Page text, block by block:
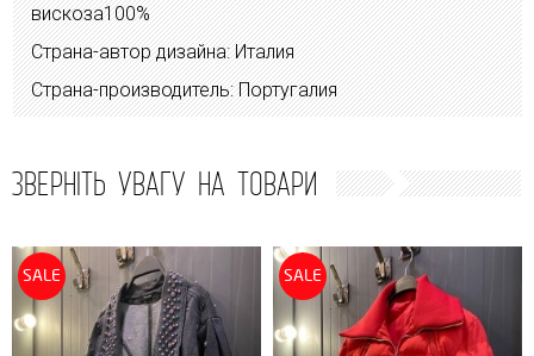
вискоза100%
Страна-автор дизайна: Италия
Страна-производитель: Португалия
ЗВЕРНІТЬ УВАГУ НА ТОВАРИ
SALE SALE